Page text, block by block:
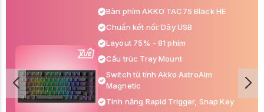
Bàn phím AKKO TAC75 Black HE
Chuẩn kết nối: Dây USB
Layout 75% - 81 phím
Cấu trúc Tray Mount
Switch từ tính Akko AstroAim
Magnetic
Tính năng Rapid Trigger, Snap Key